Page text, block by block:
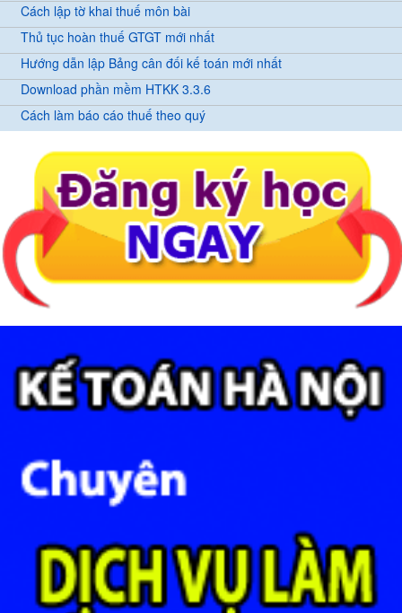
Cách lập tờ khai thuế môn bài
Thủ tục hoàn thuế GTGT mới nhất
Hướng dẫn lập Bảng cân đối kế toán mới nhất
Download phần mềm HTKK 3.3.6
Cách làm báo cáo thuế theo quý